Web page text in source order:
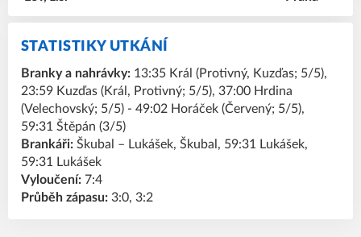
STATISTIKY UTKÁNÍ
Branky a nahrávky: 13:35 Král (Protivný, Kuzďas; 5/5),
23:59 Kuzďas (Král, Protivný; 5/5), 37:00 Hrdina
(Velechovský; 5/5) - 49:02 Horáček (Červený; 5/5),
59:31 Štěpán (3/5)
Brankáři: Škubal – Lukášek, Škubal, 59:31 Lukášek,
59:31 Lukášek
Vyloučení: 7:4
Průběh zápasu: 3:0, 3:2